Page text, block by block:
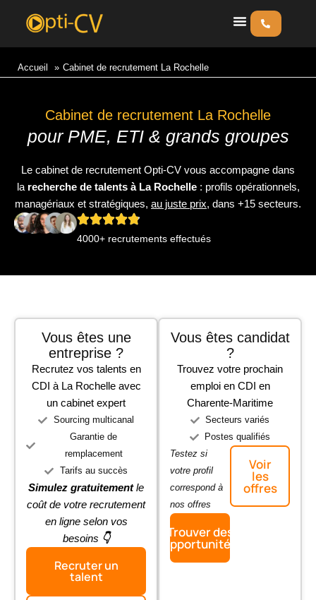
Accueil Cabinet de recrutement La Rochelle
Cabinet de recrutement La Rochelle
pour PME, ETI & grands groupes
Le cabinet de recrutement Opti-CV vous accompagne dans
la recherche de talents àLa Rochelle: profils opérationnels,
managériaux et stratégiques, au juste prix, dans +15 secteurs.
4000+ recrutements effectués
Vous êtes une
entreprise ?
Recrutez vos talents en
CDI à La Rochelle avec
un cabinet expert
Sourcing multicanal
Garantie de
remplacement
Tarifs au succès
Simulez gratuitementle
coût de votre recrutement
en ligne selon vos
besoins 👇
Recruter un
talent
Vous êtes candidat
?
Trouvez votre prochain
emploi en CDI en
Charente-Maritime
Secteurs variés
Postes qualifiés
Testez si
votre profil
correspond à
nos offres
Trouver des
opportunités
Voir
les
offres